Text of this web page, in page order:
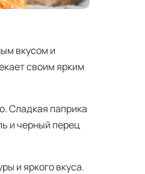
вкусом и
своим ярким
Сладкая паприка
и черный перец
и яркого вкуса.